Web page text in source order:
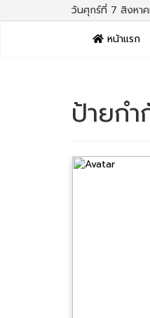
วันศุกร์ที่ 7 สิงหา
หน้าแรก
ป้ายกำ